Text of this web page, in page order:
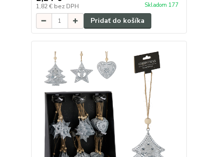
1,82 € bez DPH Skladom 177
Pridať do košíka